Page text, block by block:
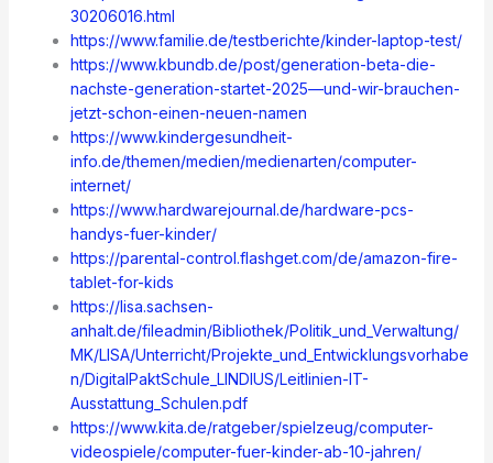
30206016.html
https://www.familie.de/testberichte/kinder-laptop-test/
https://www.kbundb.de/post/generation-beta-die-
nachste-generation-startet-2025—und-wir-brauchen-
jetzt-schon-einen-neuen-namen
https://www.kindergesundheit-
info.de/themen/medien/medienarten/computer-
internet/
https://www.hardwarejournal.de/hardware-pcs-
handys-fuer-kinder/
https://parental-control.flashget.com/de/amazon-fire-
tablet-for-kids
https://lisa.sachsen-
anhalt.de/fileadmin/Bibliothek/Politik_und_Verwaltung/
MK/LISA/Unterricht/Projekte_und_Entwicklungsvorhabe
n/DigitalPaktSchule_LINDIUS/Leitlinien-IT-
Ausstattung_Schulen.pdf
https://www.kita.de/ratgeber/spielzeug/computer-
videospiele/computer-fuer-kinder-ab-10-jahren/